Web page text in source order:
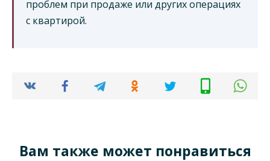
проблем при продаже или других операциях
с квартирой.
Вам также может понравиться